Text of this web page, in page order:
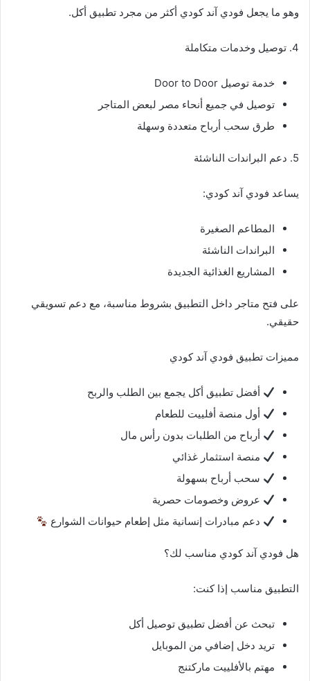
وهو ما يجعل فودي آند كودي أكثر من مجرد تطبيق أكل.
4. توصيل وخدمات متكاملة
خدمة توصيل Door to Door
توصيل في جميع أنحاء مصر لبعض المتاجر
طرق سحب أرباح متعددة وسهلة
5. دعم البراندات الناشئة
يساعد فودي آند كودي:
المطاعم الصغيرة
البراندات الناشئة
المشاريع الغذائية الجديدة
على فتح متاجر داخل التطبيق بشروط مناسبة، مع دعم تسويقي
حقيقي.
مميزات تطبيق فودي آند كودي
أفضل تطبيق أكل يجمع بين الطلب والربح
أول منصة أفلييت للطعام
أرباح من الطلبات بدون رأس مال
منصة استثمار غذائي
سحب أرباح بسهولة
عروض وخصومات حصرية
دعم مبادرات إنسانية مثل إطعام حيوانات الشوارع
هل فودي آند كودي مناسب لك؟
التطبيق مناسب إذا كنت:
تبحث عن أفضل تطبيق توصيل أكل
تريد دخل إضافي من الموبايل
مهتم بالأفلييت ماركتنج